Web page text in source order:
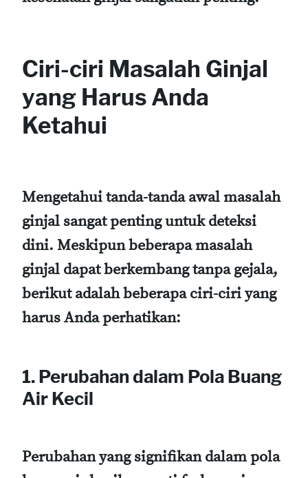
Ciri-ciri Masalah Ginjal
yang Harus Anda
Ketahui
Mengetahui tanda-tanda awal masalah
ginjal sangat penting untuk deteksi
dini. Meskipun beberapa masalah
ginjal dapat berkembang tanpa gejala,
berikut adalah beberapa ciri-ciri yang
harus Anda perhatikan:
1. Perubahan dalam Pola Buang
Air Kecil
Perubahan yang signifikan dalam pola